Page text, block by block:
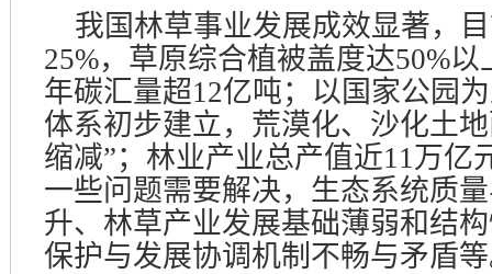
我国林草事业发展成效显著，
25%，草原综合植被盖度达50%
年碳汇量超12亿吨；以国家公园
体系初步建立，荒漠化、沙化土
缩减”；林业产业总产值近11万亿
一些问题需要解决，生态系统质
升、林草产业发展基础薄弱和结
保护与发展协调机制不畅与矛盾